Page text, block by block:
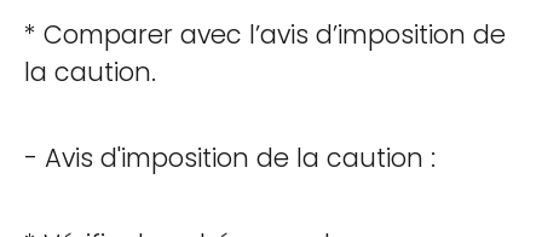
* Comparer avec l’avis d’imposition de
la caution.
- Avis d'imposition de la caution :